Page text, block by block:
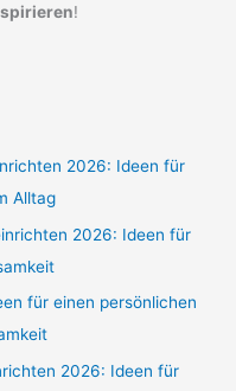
!
2026: Ideen für
Alltag
2026: Ideen für
für einen persönlichen
2026: Ideen für